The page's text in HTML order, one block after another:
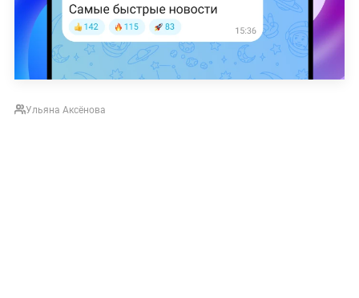
Ульяна Аксёнова